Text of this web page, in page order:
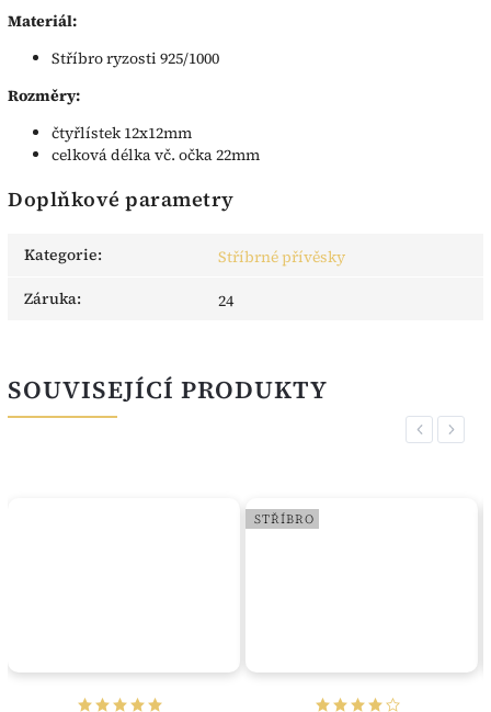
Materiál:
Stříbro ryzosti 925/1000
Rozměry:
čtyřlístek 12x12mm
celková délka vč. očka 22mm
Doplňkové parametry
Kategorie:
Stříbrné přívěsky
Záruka: 24
SOUVISEJÍCÍ PRODUKTY
Previous
STŘÍBRO
Next